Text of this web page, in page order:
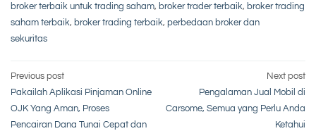
broker terbaik untuk trading saham, broker trader terbaik, broker trading
saham terbaik, broker trading terbaik, perbedaan broker dan
sekuritas
Post
navigation
Previous post
Pakailah Aplikasi Pinjaman Online
OJK Yang Aman, Proses
Pencairan Dana Tunai Cepat dan
Next post
Pengalaman Jual Mobil di
Carsome, Semua yang Perlu Anda
Ketahui